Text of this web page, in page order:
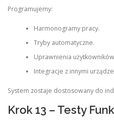
Programujemy:
Harmonogramy pracy.
Tryby automatyczne.
Uprawnienia
Integracje z innymi
System zostaje dostosowany do
Krok 13 – Testy